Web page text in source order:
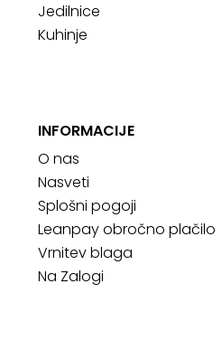
Jedilnice
Kuhinje
INFORMACIJE
O nas
Nasveti
Splošni pogoji
Leanpay obročno plačilo
Vrnitev blaga
Na Zalogi